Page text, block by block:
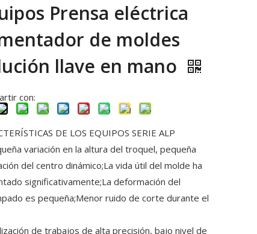
Prensa eléctrica
de moldes
llave en mano
con:
DE LOS EQUIPOS SERIE ALP
variación en la altura del troquel, pequeña
del centro dinámico;La vida útil del molde ha
significativamente;La deformación del
es pequeña;Menor ruido de corte durante el
de trabajos de alta precisión, bajo nivel de